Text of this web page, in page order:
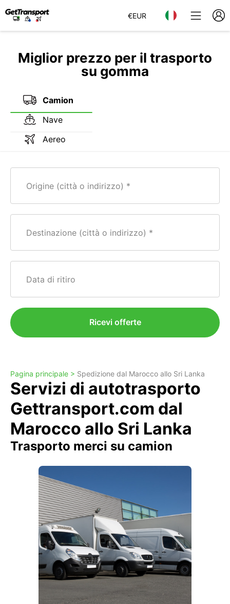
€EUR
Miglior prezzo per il trasporto
su gomma
Camion
Nave
Aereo
Origine (città o indirizzo)
Destinazione (città o indirizzo)
Data di ritiro
Ricevi offerte
Pagina principale > Spedizione dal Marocco allo Sri Lanka
Servizi di autotrasporto
Gettransport.com dal
Marocco allo Sri Lanka
Trasporto merci su camion